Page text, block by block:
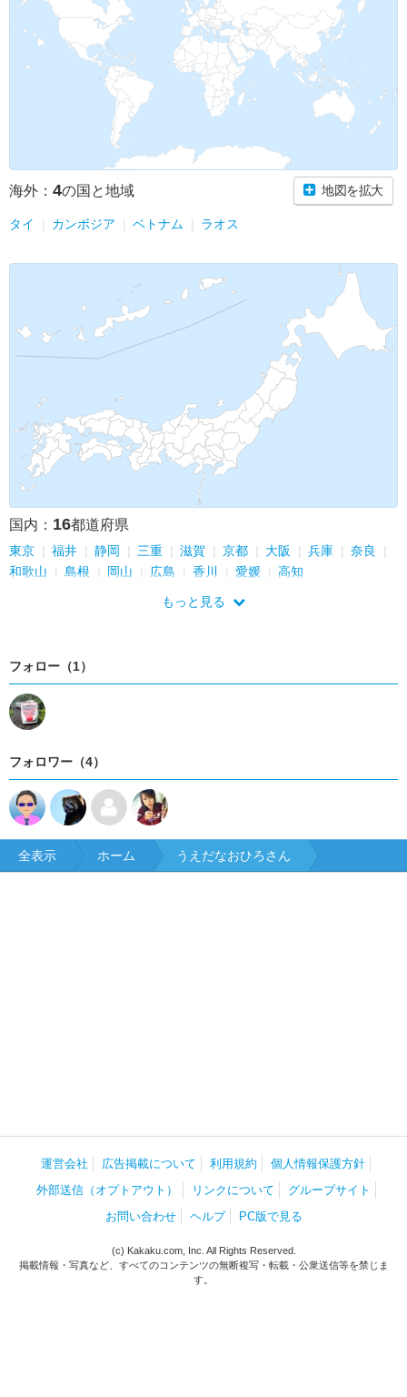
海外： 4の国と地域 地図を拡大
タイ カンボジア ベトナム ラオス
国内： 16都道府県
東京 福井 静岡 三重 滋賀 京都 大阪 兵庫
奈良
和歌山
島根 岡山 広島 香川 愛媛 高知
もっと見る
フォロー（1）
フォロワー（4）
全表示 ホーム うえだなおひろさん
運営会社 広告掲載について 利用規約
個人情報保護方針
外部送信（オプトアウト）
リンクについて
グループサイト
お問い合わせ
ヘルプ PC版で見る
(c) Kakaku.com, Inc. All Rights Reserved.
掲載情報・写真など、すべてのコンテンツの無断複写・転載・公衆送信等を禁じま
す。